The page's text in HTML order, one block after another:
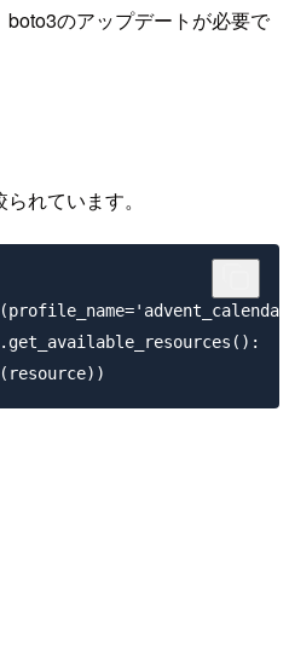
のアップデートが必要で
れています。